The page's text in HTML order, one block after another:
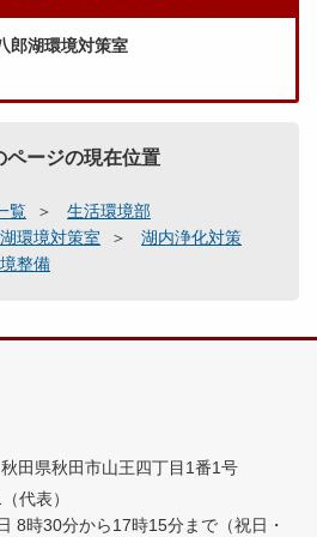
郎湖環境対策室
ページの現在位置
覧
生活環境部
環境対策室
湖内浄化対策
整備
田県秋田市山王四丁目1番1号
代表）
8時30分から17時15分まで （祝日・